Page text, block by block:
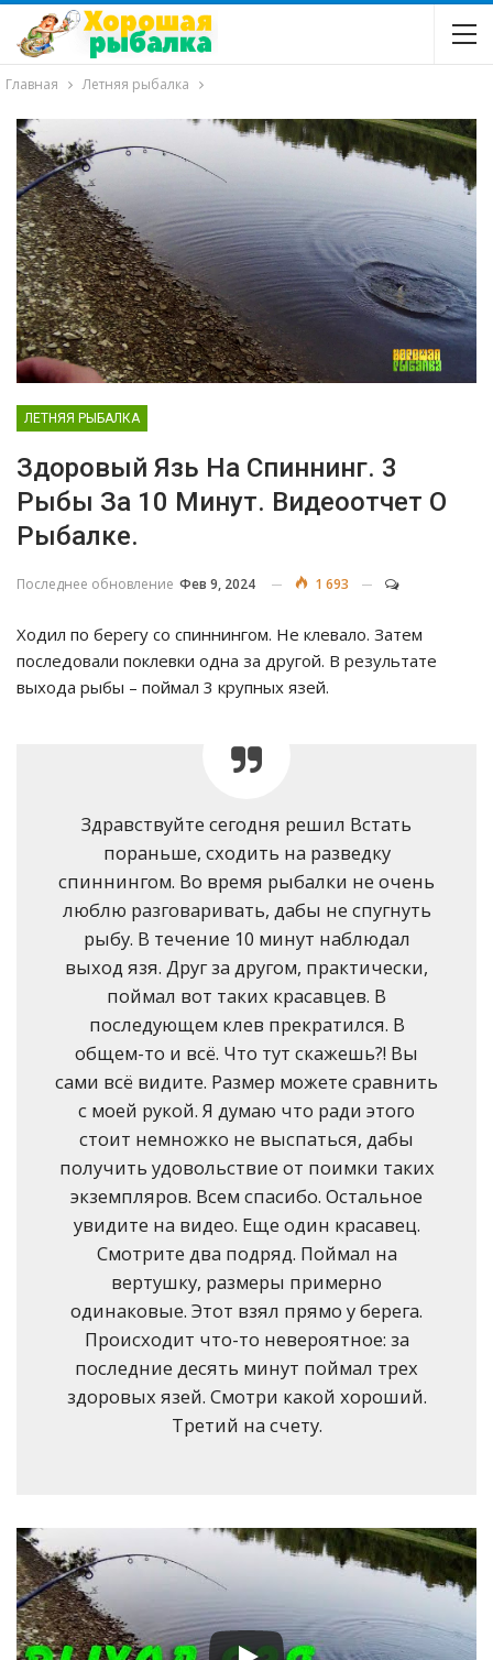
Главная Летняя рыбалка
ЛЕТНЯЯ РЫБАЛКА
Здоровый Язь На Спиннинг. 3
Рыбы За 10 Минут. Видеоотчет О
Рыбалке.
Последнее обновление Фев 9, 2024 1 693
Ходил по берегу со спиннингом. Не клевало. Затем
последовали поклевки одна за другой. В результате
выхода рыбы – поймал 3 крупных язей.
Здравствуйте сегодня решил Встать
пораньше, сходить на разведку
спиннингом. Во время рыбалки не очень
люблю разговаривать, дабы не спугнуть
рыбу. В течение 10 минут наблюдал
выход язя. Друг за другом, практически,
поймал вот таких красавцев. В
последующем клев прекратился. В
общем-то и всё. Что тут скажешь?! Вы
сами всё видите. Размер можете сравнить
с моей рукой. Я думаю что ради этого
стоит немножко не выспаться, дабы
получить удовольствие от поимки таких
экземпляров. Всем спасибо. Остальное
увидите на видео. Еще один красавец.
Смотрите два подряд. Поймал на
вертушку, размеры примерно
одинаковые. Этот взял прямо у берега.
Происходит что-то невероятное: за
последние десять минут поймал трех
здоровых язей. Смотри какой хороший.
Третий на счету.